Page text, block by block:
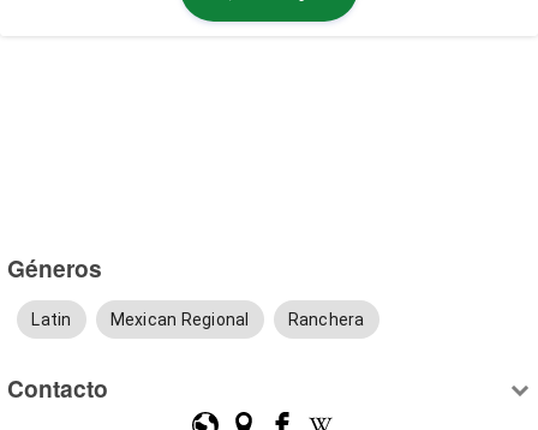
Géneros
Latin Mexican Regional Ranchera
Contacto